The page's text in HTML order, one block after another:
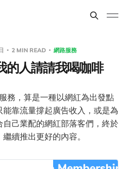
2 MIN READ 網路服務
人請請我喝咖啡
務，算是一種以網紅為出發點
靠流量撐起廣告收入，或是為
自己業配的網紅部落客們，終於
續推出更好的內容。